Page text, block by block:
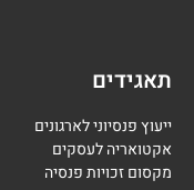
תאגידים
ייעוץ פנסיוני לארגונים
אקטואריה לעסקים
מקסום זכויות פנסיה